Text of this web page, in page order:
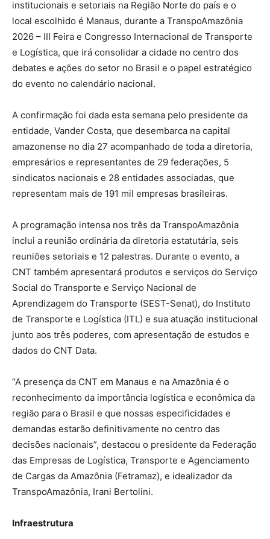
institucionais e setoriais na Região Norte do país e o
local escolhido é Manaus, durante a TranspoAmazônia
2026 – III Feira e Congresso Internacional de Transporte
e Logística, que irá consolidar a cidade no centro dos
debates e ações do setor no Brasil e o papel estratégico
do evento no calendário nacional.
A confirmação foi dada esta semana pelo presidente da
entidade, Vander Costa, que desembarca na capital
amazonense no dia 27 acompanhado de toda a diretoria,
empresários e representantes de 29 federações, 5
sindicatos nacionais e 28 entidades associadas, que
representam mais de 191 mil empresas brasileiras.
A programação intensa nos três da TranspoAmazônia
inclui a reunião ordinária da diretoria estatutária, seis
reuniões setoriais e 12 palestras. Durante o evento, a
CNT também apresentará produtos e serviços do Serviço
Social do Transporte e Serviço Nacional de
Aprendizagem do Transporte (SEST-Senat), do Instituto
de Transporte e Logística (ITL) e sua atuação institucional
junto aos três poderes, com apresentação de estudos e
dados do CNT Data.
“A presença da CNT em Manaus e na Amazônia é o
reconhecimento da importância logística e econômica da
região para o Brasil e que nossas especificidades e
demandas estarão definitivamente no centro das
decisões nacionais”, destacou o presidente da Federação
das Empresas de Logística, Transporte e Agenciamento
de Cargas da Amazônia (Fetramaz), e idealizador da
TranspoAmazônia, Irani Bertolini.
Infraestrutura